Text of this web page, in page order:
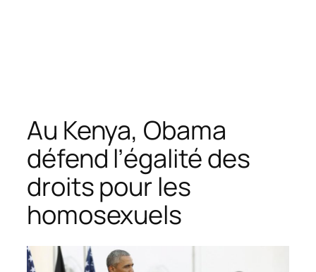
Au Kenya, Obama
défend l’égalité des
droits pour les
homosexuels